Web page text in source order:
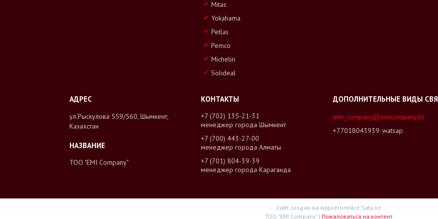
Mitas
Yokahama
Petlas
Pemco
Michelin
Solideal
ул.Рыскулова 559/560, Шымкент,
Казахстан
ТОО "EMI Company"
+7 (702) 135-21-31
менеджер города Шымкент
+7 (700) 443-27-00
менеджер города Алматы
+7 (701) 804-39-39
менеджер города Караганда
emi_company@emicompany.kz
+77018043939 watsap
Сайт создан на маркетплейсе Satu.kz
ТОО "EMI Company" | Пожаловаться на контент